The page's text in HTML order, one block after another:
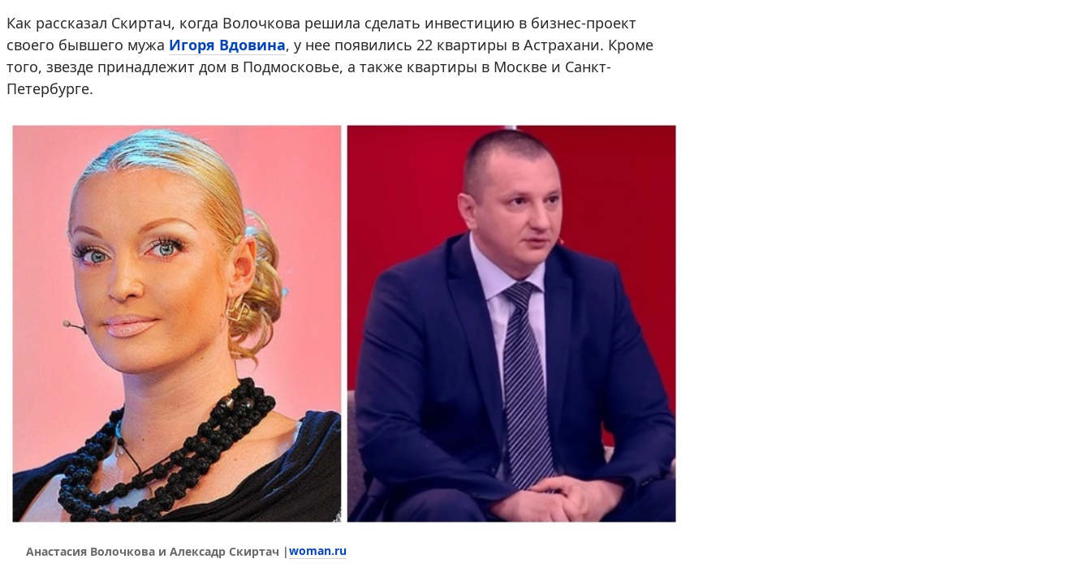
Как рассказал Скиртач, когда Волочкова решила сделать инвестицию в бизнес-проект
своего бывшего мужа Игоря Вдовина, у нее появились 22 квартиры в Астрахани. Кроме
того, звезде принадлежит дом в Подмосковье, а также квартиры в Москве и Санкт-
Петербурге.
Анастасия Волочкова и Алексадр Скиртач |woman.ru